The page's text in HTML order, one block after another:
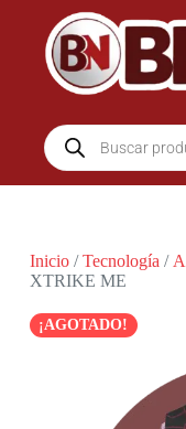
Inicio/Tecnología /
XTRIKE ME
¡AGOTADO!